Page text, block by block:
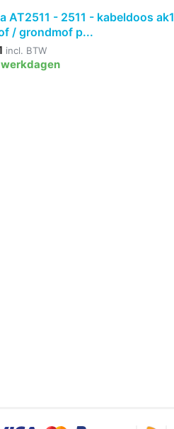
AT2511 - 2511 - kabeldoos ak1
/ grondmof p...
incl. BTW
werkdagen